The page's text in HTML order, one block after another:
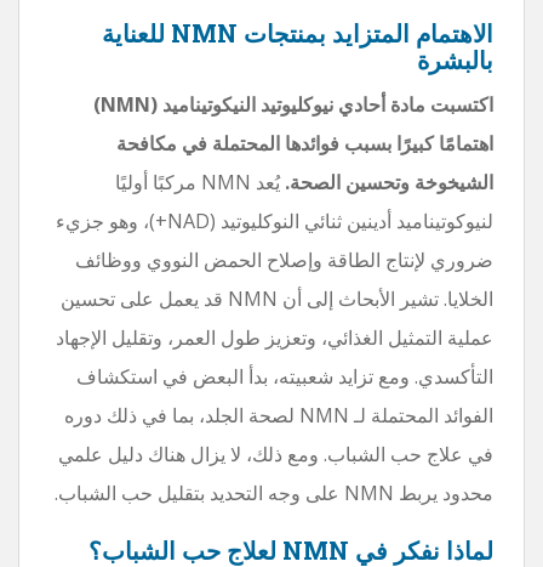
الاهتمام المتزايد بمنتجات NMN للعناية
بالبشرة
اكتسبت مادة أحادي نيوكليوتيد النيكوتيناميد (NMN)
اهتمامًا كبيرًا بسبب فوائدها المحتملة في مكافحة
الشيخوخة وتحسين الصحة.
يُعد NMN مركبًا أوليًا
لنيوكوتيناميد أدينين ثنائي النوكليوتيد (NAD+)، وهو جزيء
ضروري لإنتاج الطاقة وإصلاح الحمض النووي ووظائف
الخلايا. تشير الأبحاث إلى أن NMN قد يعمل على تحسين
عملية التمثيل الغذائي، وتعزيز طول العمر، وتقليل الإجهاد
التأكسدي. ومع تزايد شعبيته، بدأ البعض في استكشاف
الفوائد المحتملة لـ NMN لصحة الجلد، بما في ذلك دوره
في علاج حب الشباب. ومع ذلك، لا يزال هناك دليل علمي
محدود يربط NMN على وجه التحديد بتقليل حب الشباب.
لماذا نفكر في NMN لعلاج حب الشباب؟